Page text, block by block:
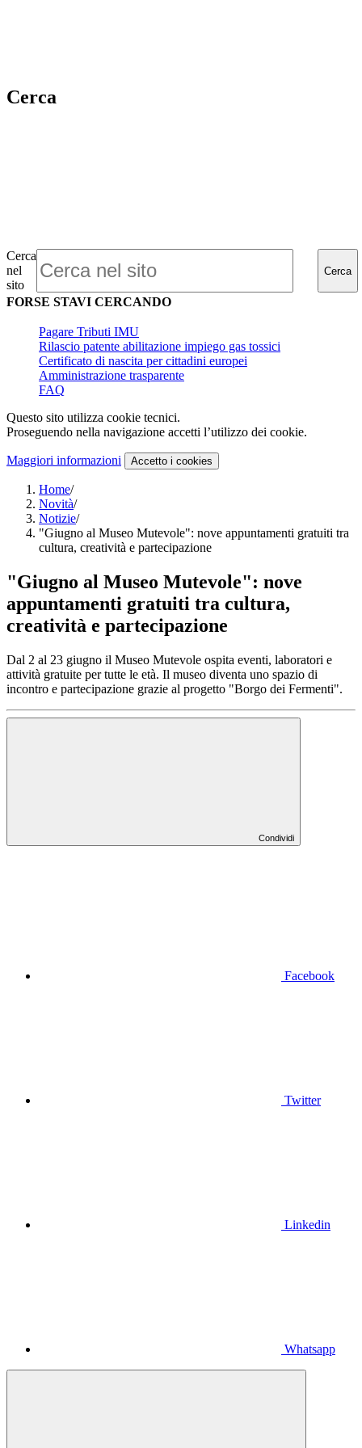
Cerca
Cerca
nel
sito
Cerca
FORSE STAVI CERCANDO
Pagare Tributi IMU
Rilascio patente abilitazione impiego gas tossici
Certificato di nascita per cittadini europei
Amministrazione trasparente
FAQ
Questo sito utilizza cookie tecnici.
Proseguendo nella navigazione accetti l’utilizzo dei cookie.
Maggiori informazioni Accetto i cookies
Home/
Novità/
Notizie/
"Giugno al Museo Mutevole": nove appuntamenti gratuiti tra
cultura, creatività e partecipazione
"Giugno al Museo Mutevole": nove
appuntamenti gratuiti tra cultura,
creatività e partecipazione
Dal 2 al 23 giugno il Museo Mutevole ospita eventi, laboratori e
attività gratuite per tutte le età. Il museo diventa uno spazio di
incontro e partecipazione grazie al progetto "Borgo dei Fermenti".
Condividi
Facebook
Twitter
Linkedin
Whatsapp